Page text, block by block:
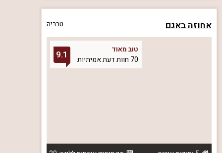
אחוזה באגם טבריה
טוב מאוד
70 חוות דעת אמיתיות
9.1